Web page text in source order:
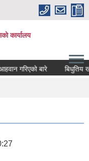
कार्यालय
गरिएको बारे बिधुतिय